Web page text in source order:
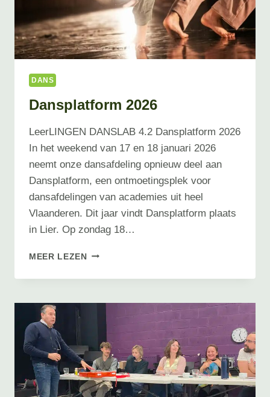
DANS
Dansplatform 2026
LeerLINGEN DANSLAB 4.2 Dansplatform 2026
In het weekend van 17 en 18 januari 2026
neemt onze dansafdeling opnieuw deel aan
Dansplatform, een ontmoetingsplek voor
dansafdelingen van academies uit heel
Vlaanderen. Dit jaar vindt Dansplatform plaats
in Lier. Op zondag 18…
MEER LEZENDANSPLATFORM